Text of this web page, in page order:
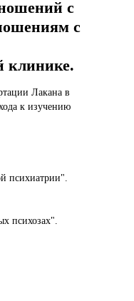
с
с
клинике.
Лакана в
к изучению
психиатрии".
психозах".